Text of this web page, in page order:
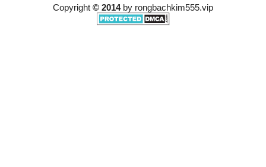
Copyright © 2014by rongbachkim555.vip